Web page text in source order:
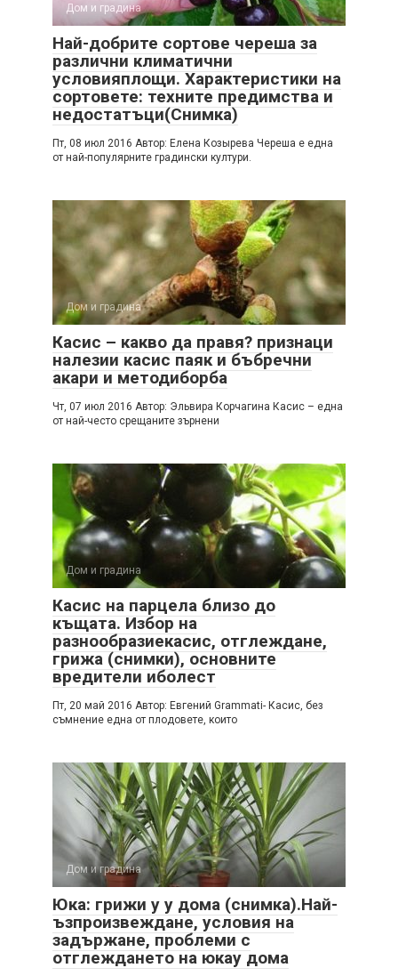
Дом и градина
Най-добрите сортове череша за
различни климатични
условияплощи. Характеристики на
сортовете: техните предимства и
недостатъци(Снимка)
Пт, 08 июл 2016 Автор: Елена Козырева Череша е една
от най-популярните градински култури.
Дом и градина
Касис – какво да правя? признаци
налезии касис паяк и бъбречни
акари и методиборба
Чт, 07 июл 2016 Автор: Эльвира Корчагина Касис – една
от най-често срещаните зърнени
Дом и градина
Касис на парцела близо до
къщата. Избор на
разнообразиекасис, отглеждане,
грижа (снимки), основните
вредители иболест
Пт, 20 май 2016 Автор: Евгений Grammati- Касис, без
съмнение една от плодовете, които
Дом и градина
Юка: грижи у у дома (снимка).Най-
ъзпроизвеждане, условия на
задържане, проблеми с
отглеждането на юкау дома